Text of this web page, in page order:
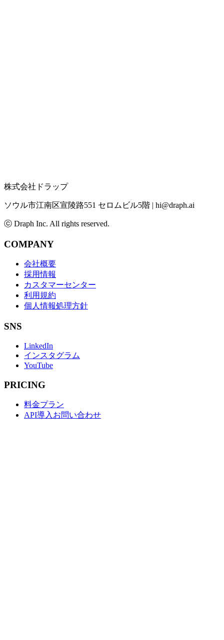
株式会社ドラップ
ソウル市江南区宣陵路551 セロムビル5階 | hi@draph.ai
ⓒ Draph Inc. All rights reserved.
COMPANY
会社概要
採用情報
カスタマーセンター
利用規約
個人情報処理方針
SNS
LinkedIn
インスタグラム
YouTube
PRICING
料金プラン
API導入お問い合わせ